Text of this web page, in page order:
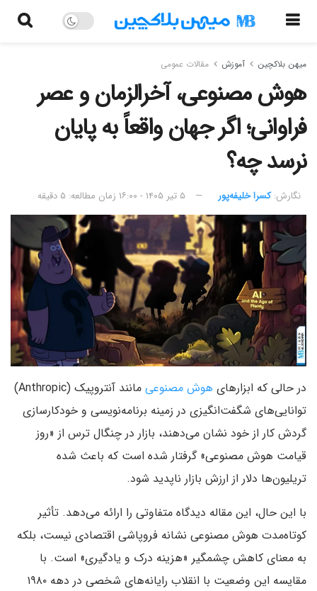
میهن بلاکچین آموزش مقالات عمومی
هوش مصنوعی، آخرالزمان و عصر
فراوانی؛ اگر جهان واقعاً به پایان
نرسد چه؟
نگارش:‌ کسرا خلیفه‌پور ۵ تیر ۱۴۰۵ - ۱۶:۰۰ زمان مطالعه: ۵ دقیقه
در حالی که ابزارهای هوش مصنوعی
مانند آنتروپیک (Anthropic)
توانایی‌های شگفت‌انگیزی در زمینه‌ برنامه‌نویسی و خودکارسازی
گردش کار از خود نشان می‌دهند، بازار در چنگال ترس از «روز
قیامت هوش مصنوعی» گرفتار شده است که باعث شده
تریلیون‌ها دلار از ارزش بازار ناپدید شود.
با این حال، این مقاله دیدگاه متفاوتی را ارائه می‌دهد. تأثیر
کوتاه‌مدت هوش مصنوعی نشانه فروپاشی اقتصادی نیست، بلکه
به معنای کاهش چشمگیر «هزینه درک و یادگیری» است. با
مقایسه این وضعیت با انقلاب رایانه‌های شخصی در دهه ۱۹۸۰